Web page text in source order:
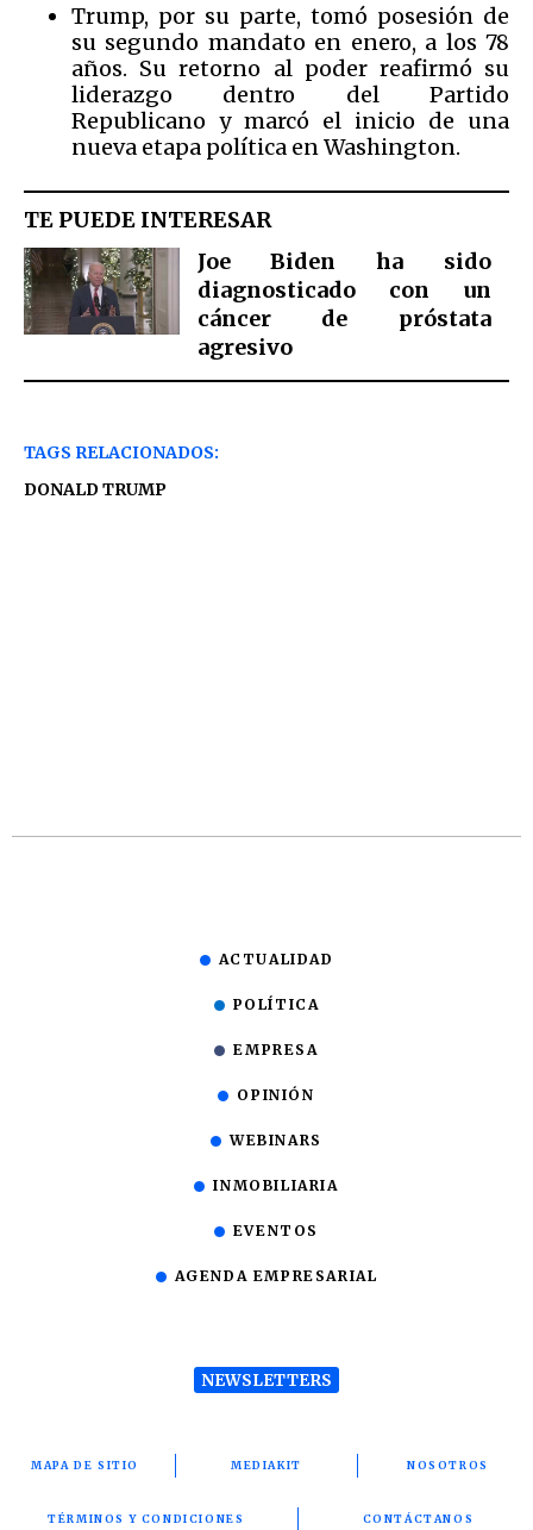
Trump, por su parte, tomó posesión de
su segundo mandato en enero, a los 78
años. Su retorno al poder reafirmó su
liderazgo dentro del Partido
Republicano y marcó el inicio de una
nueva etapa política en Washington.
TE PUEDE INTERESAR
Joe Biden ha sido
diagnosticado con un
cáncer de próstata
agresivo
TAGS RELACIONADOS:
DONALD TRUMP
ACTUALIDAD
POLÍTICA
EMPRESA
OPINIÓN
WEBINARS
INMOBILIARIA
EVENTOS
AGENDA EMPRESARIAL
NEWSLETTERS
MAPA DE SITIO MEDIAKIT NOSOTROS
TÉRMINOS Y CONDICIONES CONTÁCTANOS